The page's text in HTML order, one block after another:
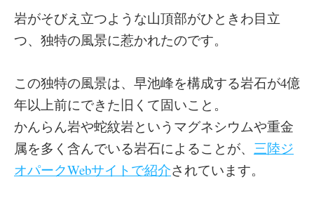
岩がそびえ立つような山頂部がひときわ目立
つ、独特の風景に惹かれたのです。
この独特の風景は、早池峰を構成する岩石が4億
年以上前にできた旧くて固いこと。
かんらん岩や蛇紋岩というマグネシウムや重金
属を多く含んでいる岩石によることが、 三陸ジ
オパークWebサイトで紹介されています。